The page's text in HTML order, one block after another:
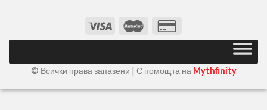
© Всички права запазени | С помощта на Mythfinity